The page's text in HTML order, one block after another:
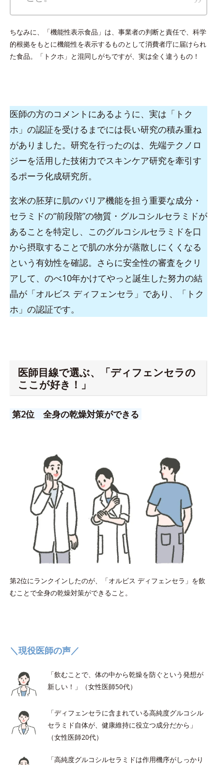
ちなみに、「機能性表示食品」は、事業者の判断と責任で、科学
的根拠をもとに機能性を表示するものとして消費者庁に届けられ
た食品。「トクホ」と混同しがちですが、実は全く違うもの！
医師の方のコメントにあるように、実は「トク
ホ」の認証を受けるまでには長い研究の積み重ね
がありました。研究を行ったのは、先端テクノロ
ジーを活用した技術力でスキンケア研究を牽引す
るポーラ化成研究所。
玄米の胚芽に肌のバリア機能を担う重要な成分・
セラミドの“前段階”の物質・グルコシルセラミドが
あることを特定し、このグルコシルセラミドを口
から摂取することで肌の水分が蒸散しにくくなる
という有効性を確認。さらに安全性の審査をクリ
アして、のべ10年かけてやっと誕生した努力の結
晶が「オルビス ディフェンセラ」であり、「トク
ホ」の認証です。
医師目線で選ぶ、「ディフェンセラの
ここが好き！」
第2位 全身の乾燥対策ができる
第2位にランクインしたのが、「オルビス ディフェンセラ」を飲
むことで全身の乾燥対策ができること。
＼現役医師の声／
「飲むことで、体の中から乾燥を防ぐという発想が
新しい！」（女性医師50代）
「ディフェンセラに含まれている高純度グルコシル
セラミド自体が、健康維持に役立つ成分だから」
（女性医師20代）
「高純度グルコシルセラミドは作用機序がしっかり